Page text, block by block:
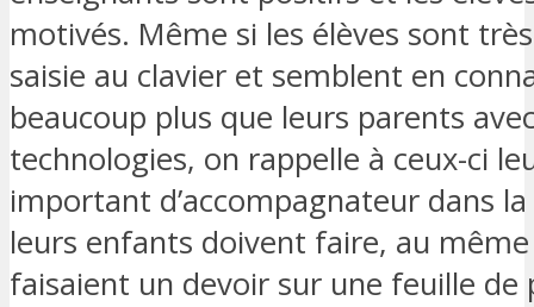
motivés. Même si les élèves sont
saisie au clavier et semblent en
beaucoup plus que leurs parents
technologies, on rappelle à ceux-ci
important d’accompagnateur dans
leurs enfants doivent faire, au même
faisaient un devoir sur une feuille de